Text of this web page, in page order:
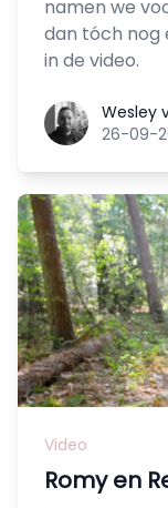
namen we
dan tóch nog
in de video.
Wesley van
Wesley
26-09-
Video
Romy en